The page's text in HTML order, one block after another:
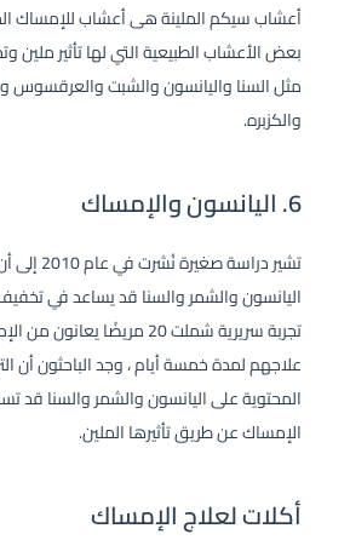
أعشاب سيكم الملينة هى أعشاب للإمساك
بعض الأعشاب الطبيعية التي لها تأثير ملين
مثل السنا واليانسون والشبت والعرقسوس
والكزبره.
6. اليانسون والإمساك
تشير دراسة
اليانسون والشمر والسنا قد يساعد في
تجربة سريرية شملت 20 مريضًا
علاجهم لمدة خمسة أيام ، وجد الباحثون أن
المحتوية على اليانسون والشمر والسنا قد
الإمساك عن طريق تأثيرها الملين.
أكلات لعلاج الإمساك